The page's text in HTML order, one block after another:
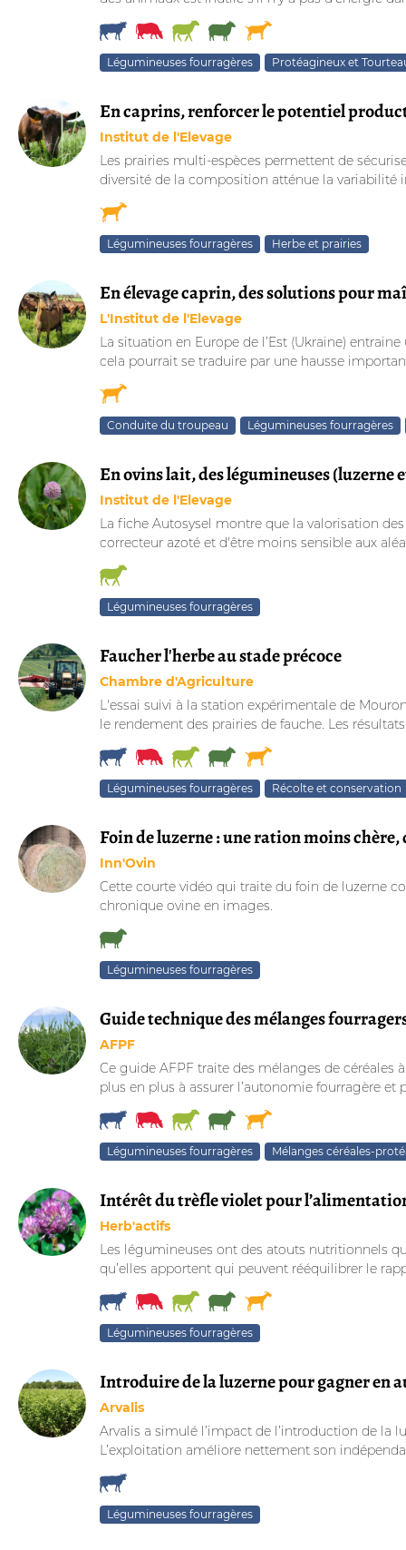
Légumineuses fourragères Protéagineux et
En caprins, renforcer le potentiel
Institut de l'Elevage
Les prairies multi-espèces permettent de
diversité de la composition atténue la variabilité
Légumineuses fourragères Herbe et prairies
En élevage caprin, des solutions pour
L'Institut de l'Elevage
La situation en Europe de l’Est (Ukraine)
cela pourrait se traduire par une hausse
Conduite du troupeau Légumineuses fourragères
En ovins lait, des légumineuses
Institut de l'Elevage
La fiche Autosysel montre que la valorisation
correcteur azoté et d'être moins sensible aux
Légumineuses fourragères
Faucher l'herbe au stade précoce
Chambre d'Agriculture
L'essai suivi à la station expérimentale de
le rendement des prairies de fauche. Les
Légumineuses fourragères Récolte et conservation
Foin de luzerne : une ration moins
Inn'Ovin
Cette courte vidéo qui traite du foin de luzerne
chronique ovine en images.
Légumineuses fourragères
Guide technique des mélanges
AFPF
Ce guide AFPF traite des mélanges de céréales
plus en plus à assurer l’autonomie fourragère et
Légumineuses fourragères Mélanges céréales-
Intérêt du trèfle violet pour
Herb'actifs
Les légumineuses ont des atouts nutritionnels
qu’elles apportent qui peuvent rééquilibrer le
Légumineuses fourragères
Introduire de la luzerne pour gagner en
Arvalis
Arvalis a simulé l’impact de l’introduction de la
L’exploitation améliore nettement son
Légumineuses fourragères